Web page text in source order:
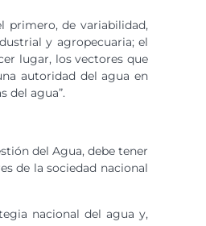
primero, de variabilidad,
y agropecuaria; el
lugar, los vectores que
autoridad del agua en
del agua”.
del Agua, debe tener
de la sociedad nacional
nacional del agua y,